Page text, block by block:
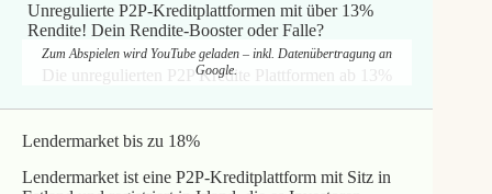
Unregulierte P2P-Kreditplattformen mit über 13%
Rendite! Dein Rendite-Booster oder Falle?
Zum Abspielen wird YouTube geladen – inkl. Datenübertragung an
Google.
Die unregulierten P2P Kredite Plattformen ab 13%
Lendermarket bis zu 18%
Lendermarket ist eine P2P-Kreditplattform mit Sitz in